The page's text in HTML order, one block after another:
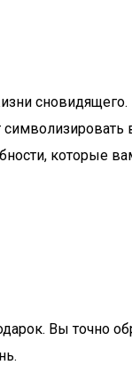
которые
Вы точно